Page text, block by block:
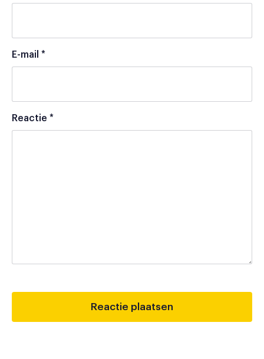
E-mail *
Reactie *